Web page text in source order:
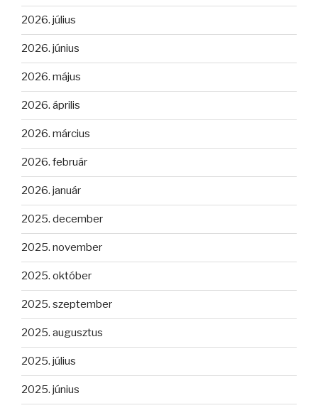
2026. július
2026. június
2026. május
2026. április
2026. március
2026. február
2026. január
2025. december
2025. november
2025. október
2025. szeptember
2025. augusztus
2025. július
2025. június